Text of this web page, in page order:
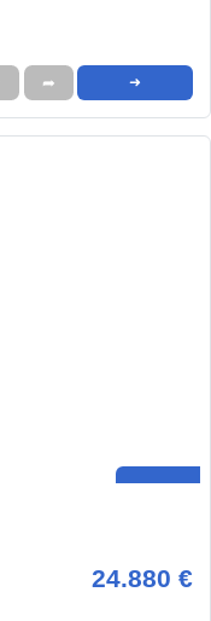
➦ ➜
24.880 €